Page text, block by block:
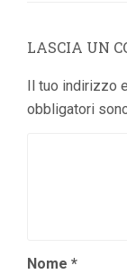
LASCIA UN
Il tuo indirizzo
obbligatori
Nome *